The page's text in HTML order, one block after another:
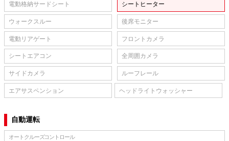
電動格納サードシート シートヒーター
ウォークスルー 後席モニター
電動リアゲート フロントカメラ
シートエアコン 全周囲カメラ
サイドカメラ ルーフレール
エアサスペンション ヘッドライトウォッシャー
自動運転
オートクルーズコントロール